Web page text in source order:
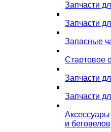
Запчасти
Запчасти
Запасные
Стартовое
Запчасти
Запчасти
и беговелов